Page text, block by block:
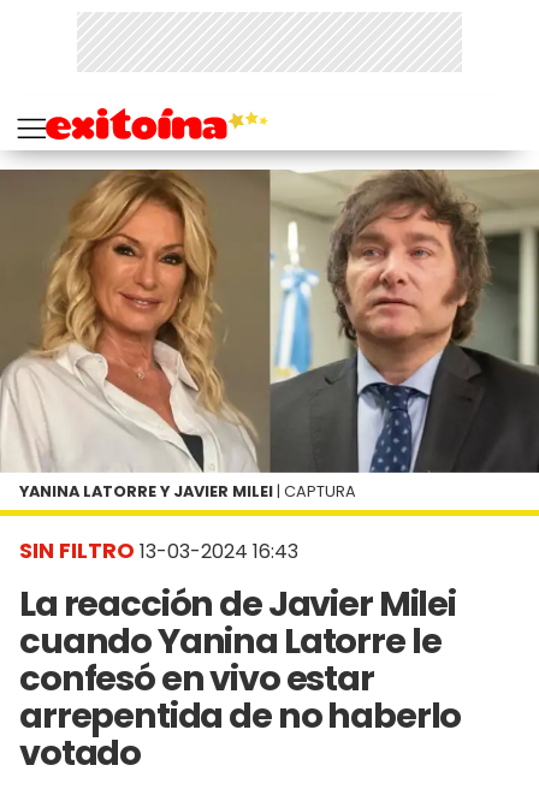
SIN FILTRO 13-03-2024 16:43
La reacción de Javier Milei
cuando Yanina Latorre le
confesó en vivo estar
arrepentida de no haberlo
votado
YANINA LATORRE Y JAVIER MILEI | CAPTURA